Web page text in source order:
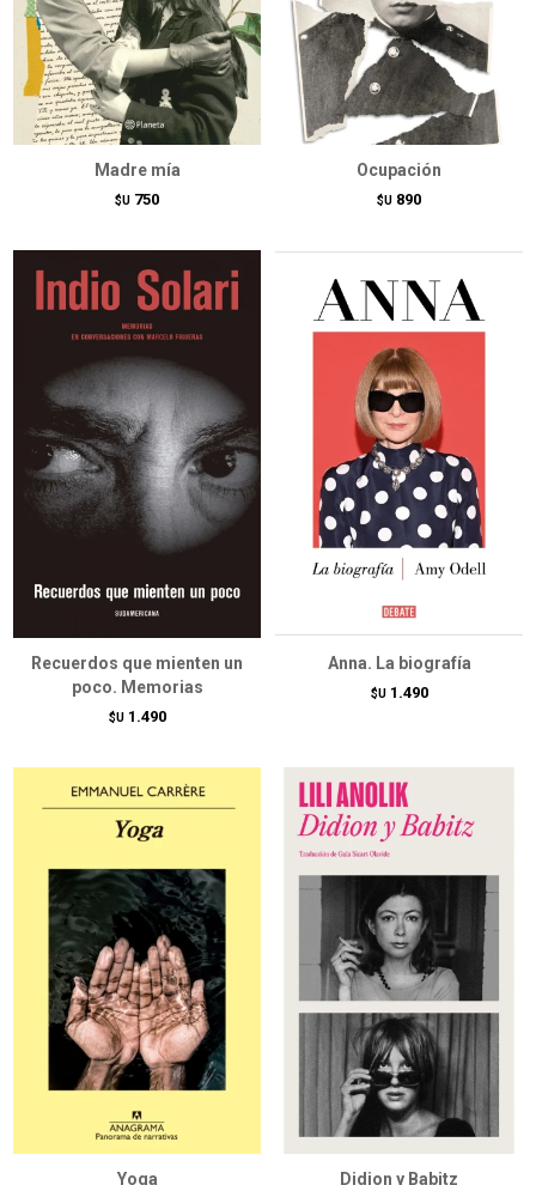
Madre mía
$U 750
Ocupación
$U 890
Recuerdos que mienten un
poco. Memorias
$U 1.490
Anna. La biografía
$U 1.490
Yoga Didion y Babitz